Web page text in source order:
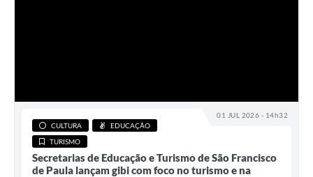
01 JUL 2026 - 14h32
CULTURA
EDUCAÇÃO
TURISMO
Secretarias de Educação e Turismo de São Francisco
de Paula lançam gibi com foco no turismo e na